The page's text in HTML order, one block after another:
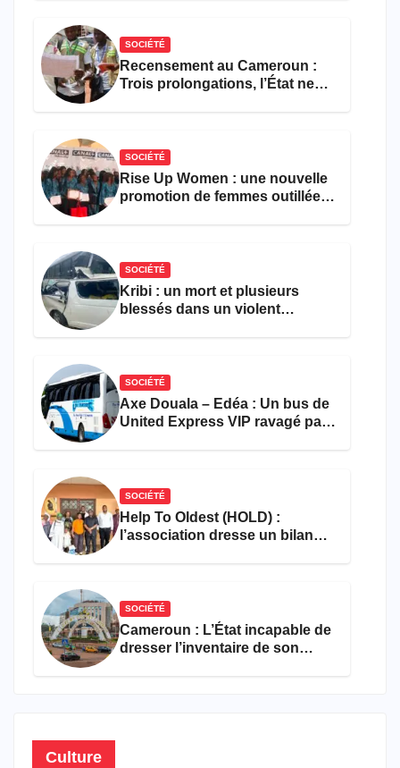
SOCIÉTÉ
Recensement au Cameroun :
Trois prolongations, l’État ne
SOCIÉTÉ
Rise Up Women : une nouvelle
promotion de femmes outillées
SOCIÉTÉ
Kribi : un mort et plusieurs
blessés dans un violent
SOCIÉTÉ
Axe Douala – Edéa : Un bus de
United Express VIP ravagé par
SOCIÉTÉ
Help To Oldest (HOLD) :
l’association dresse un bilan
SOCIÉTÉ
Cameroun : L’État incapable de
dresser l’inventaire de son
Culture